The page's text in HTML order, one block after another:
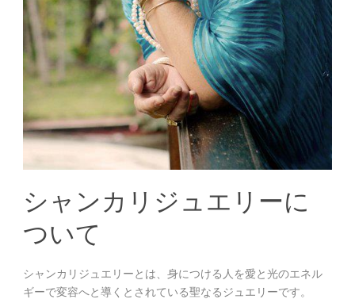
シャンカリジュエリーに
ついて
シャンカリジュエリーとは、身につける人を愛と光のエネル
ギーで変容へと導くとされている聖なるジュエリーです。